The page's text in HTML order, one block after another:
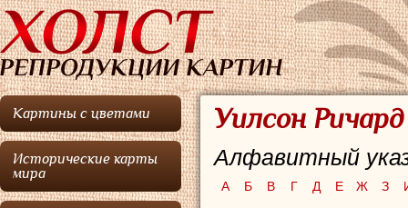
Картины с цветами
Исторические карты
мира
Уилсон
Алфавитный
А Б В Г Д Е Ж З